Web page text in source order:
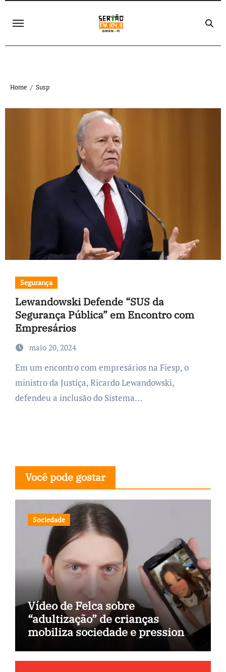
Home Susp
Segurança
Lewandowski Defende “SUS da
Segurança Pública” em Encontro com
Empresários
maio 20, 2024
Em um encontro com empresários na Fiesp, o
ministro da Justiça, Ricardo Lewandowski,
defendeu a inclusão do Sistema…
Você pode gostar
Sociedade
Vídeo de Felca sobre
“adultização” de crianças
mobiliza sociedade e pressiona